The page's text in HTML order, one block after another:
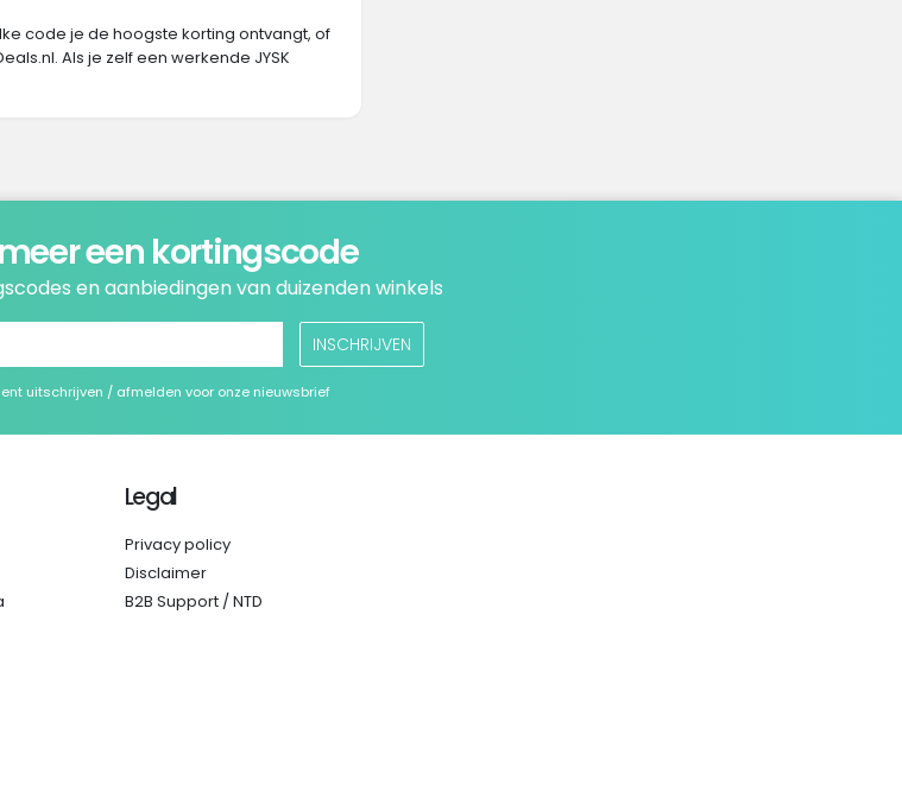
code je de hoogste korting ontvangt, of
Als je zelf een werkende JYSK
een kortingscode
en aanbiedingen van duizenden winkels
INSCHRIJVEN
uitschrijven / afmelden voor onze nieuwsbrief
Legal
Privacy policy
Disclaimer
B2B Support / NTD